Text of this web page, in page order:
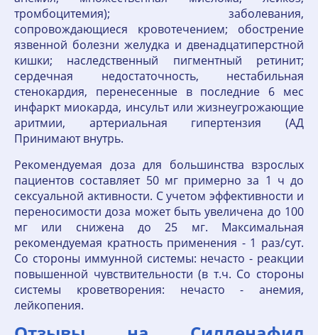
тромбоцитемия); заболевания,
сопровождающиеся кровотечением; обострение
язвенной болезни желудка и двенадцатиперстной
кишки; наследственный пигментный ретинит;
сердечная недостаточность, нестабильная
стенокардия, перенесенные в последние 6 мес
инфаркт миокарда, инсульт или жизнеугрожающие
аритмии, артериальная гипертензия (АД
Принимают внутрь.
Рекомендуемая доза для большинства взрослых
пациентов составляет 50 мг примерно за 1 ч до
сексуальной активности. С учетом эффективности и
переносимости доза может быть увеличена до 100
мг или снижена до 25 мг. Максимальная
рекомендуемая кратность применения - 1 раз/сут.
Со стороны иммунной системы: нечасто - реакции
повышенной чувствительности (в т.ч. Со стороны
системы кроветворения: нечасто - анемия,
лейкопения.